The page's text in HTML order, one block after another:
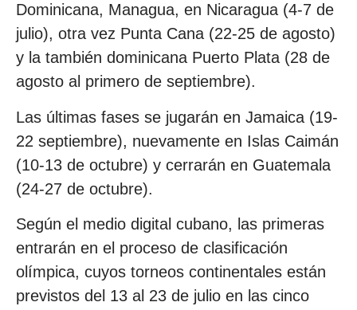
Dominicana, Managua, en Nicaragua (4-7 de
julio), otra vez Punta Cana (22-25 de agosto)
y la también dominicana Puerto Plata (28 de
agosto al primero de septiembre).
Las últimas fases se jugarán en Jamaica (19-
22 septiembre), nuevamente en Islas Caimán
(10-13 de octubre) y cerrarán en Guatemala
(24-27 de octubre).
Según el medio digital cubano, las primeras
entrarán en el proceso de clasificación
olímpica, cuyos torneos continentales están
previstos del 13 al 23 de julio en las cinco